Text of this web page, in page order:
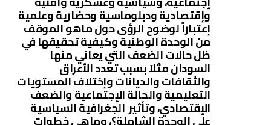
وإقتصادية ودبلوماسية وحضارية وعلمية
إعتباراً لوضوح الرؤى حول ماهو الموقف
من الوحدة الوطنية وكيفية تحقيقها في
ظل حالات الضعف التي يعاني منها
السودان مثلاً بسبب تعدد الأعراق
والثقافات والديانات وإختلاف المستويات
التعليمية والحالة الإجتماعية والضعف
الإقتصادي، وتأثير الجغرافية السياسية
على الوحدة الشاملة؟، وماهي خطوات